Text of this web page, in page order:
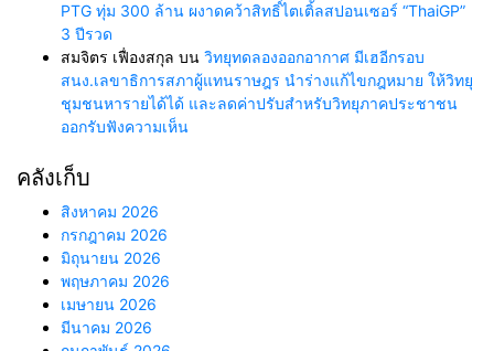
PTG ทุ่ม 300 ล้าน ผงาดคว้าสิทธิ์ไตเติ้ลสปอนเซอร์ “ThaiGP”
3 ปีรวด
สมจิตร เฟื่องสกุล บน วิทยุทดลองออกอากาศ มีเฮอีกรอบ
สนง.เลขาธิการสภาผู้แทนราษฎร นำร่างแก้ไขกฎหมาย ให้วิทยุ
ชุมชนหารายได้ได้ และลดค่าปรับสำหรับวิทยุภาคประชาชน
ออกรับฟังความเห็น
คลังเก็บ
สิงหาคม 2026
กรกฎาคม 2026
มิถุนายน 2026
พฤษภาคม 2026
เมษายน 2026
มีนาคม 2026